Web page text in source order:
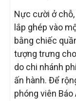
Nực cười ở
lắp ghép vào
bằng chiếc
tượng trưng
do chi nhánh
ấn hành. Để
phóng viên